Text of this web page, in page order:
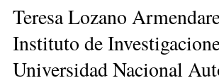
Teresa Lozano
Instituto de
Universidad Nacional